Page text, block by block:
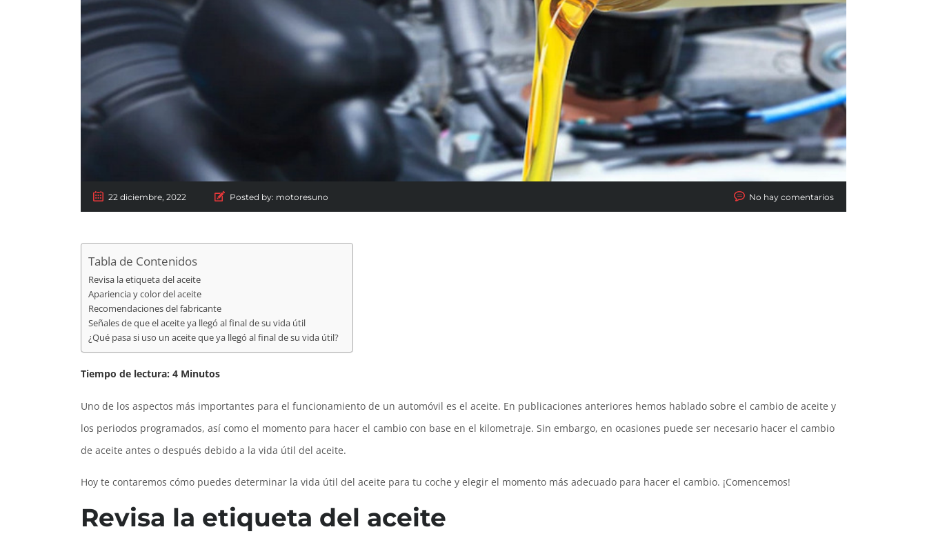
22 diciembre, 2022 Posted by: motoresuno No hay comentarios
Tabla de Contenidos
Revisa la etiqueta del aceite
Apariencia y color del aceite
Recomendaciones del fabricante
Señales de que el aceite ya llegó al final de su vida útil
¿Qué pasa si uso un aceite que ya llegó al final de su vida útil?
Tiempo de lectura: 4 Minutos
Uno de los aspectos más importantes para el funcionamiento de un automóvil es el aceite. En publicaciones anteriores hemos hablado sobre el cambio de aceite y
los periodos programados, así como el momento para hacer el cambio con base en el kilometraje. Sin embargo, en ocasiones puede ser necesario hacer el cambio
de aceite antes o después debido a la vida útil del aceite.
Hoy te contaremos cómo puedes determinar la vida útil del aceite para tu coche y elegir el momento más adecuado para hacer el cambio. ¡Comencemos!
Revisa la etiqueta del aceite